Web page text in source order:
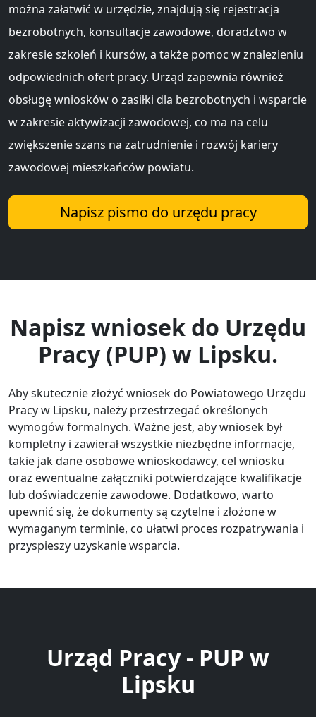
można załatwić w urzędzie, znajdują się rejestracja
bezrobotnych, konsultacje zawodowe, doradztwo w
zakresie szkoleń i kursów, a także pomoc w znalezieniu
odpowiednich ofert pracy. Urząd zapewnia również
obsługę wniosków o zasiłki dla bezrobotnych i wsparcie
w zakresie aktywizacji zawodowej, co ma na celu
zwiększenie szans na zatrudnienie i rozwój kariery
zawodowej mieszkańców powiatu.
Napisz pismo do urzędu pracy
Napisz wniosek do Urzędu
Pracy (PUP) w Lipsku.
Aby skutecznie złożyć wniosek do Powiatowego Urzędu
Pracy w Lipsku, należy przestrzegać określonych
wymogów formalnych. Ważne jest, aby wniosek był
kompletny i zawierał wszystkie niezbędne informacje,
takie jak dane osobowe wnioskodawcy, cel wniosku
oraz ewentualne załączniki potwierdzające kwalifikacje
lub doświadczenie zawodowe. Dodatkowo, warto
upewnić się, że dokumenty są czytelne i złożone w
wymaganym terminie, co ułatwi proces rozpatrywania i
przyspieszy uzyskanie wsparcia.
Urząd Pracy - PUP w
Lipsku